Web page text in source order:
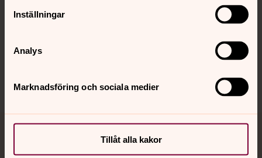
Inställningar
Analys
Marknadsföring och sociala medier
Tillåt alla kakor
Sociala kanaler
Jourhavande präst